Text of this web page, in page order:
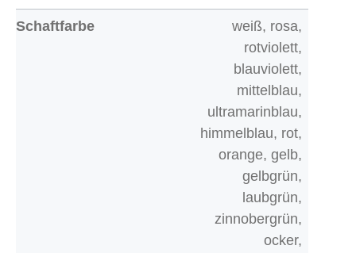
Schaftfarbe
weiß, rosa,
rotviolett,
blauviolett,
mittelblau,
ultramarinblau,
himmelblau, rot,
orange, gelb,
gelbgrün,
laubgrün,
zinnobergrün,
ocker,